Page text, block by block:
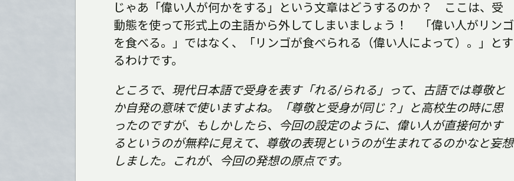
じゃあ「偉い人が何かをする」という文章はどうするのか？ ここは、受
動態を使って形式上の主語から外してしまいましょう！ 「偉い人がリンゴ
を食べる。」ではなく、「リンゴが食べられる（偉い人によって）。」とす
るわけです。
ところで、現代日本語で受身を表す「れる/られる」って、古語では尊敬と
か自発の意味で使いますよね。「尊敬と受身が同じ？」と高校生の時に思
ったのですが、もしかしたら、今回の設定のように、偉い人が直接何かす
るというのが無粋に見えて、尊敬の表現というのが生まれてるのかなと妄想
しました。これが、今回の発想の原点です。